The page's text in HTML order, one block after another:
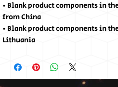
• Blank product components in
from China
• Blank product components in
Lithuania